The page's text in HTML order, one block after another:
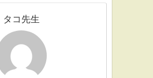
タコ先生